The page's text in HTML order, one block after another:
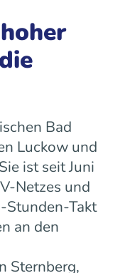
Bad
Luckow und
ist seit Juni
Netzes und
Stunden-Takt
an den
Sternberg,